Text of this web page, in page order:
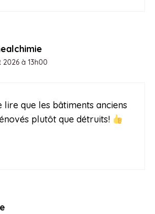
2026 à 13h00
lire que les bâtiments anciens
plutôt que détruits!